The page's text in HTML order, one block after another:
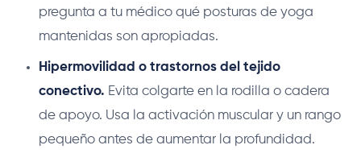
pregunta a tu médico qué posturas de yoga
mantenidas son apropiadas.
Hipermovilidad o trastornos del tejido
conectivo. Evita colgarte en la rodilla o cadera
de apoyo. Usa la activación muscular y un rango
pequeño antes de aumentar la profundidad.